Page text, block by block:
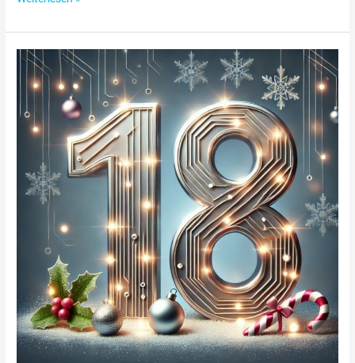
Adventskalender
Türchen
18